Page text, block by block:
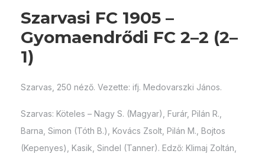
Szarvasi FC 1905 –
Gyomaendrődi FC 2–2 (2–
1)
Szarvas, 250 néző. Vezette: ifj. Medovarszki János.
Szarvas: Köteles – Nagy S. (Magyar), Furár, Pilán R.,
Barna, Simon (Tóth B.), Kovács Zsolt, Pilán M., Bojtos
(Kepenyes), Kasik, Sindel (Tanner). Edző: Klimaj Zoltán,